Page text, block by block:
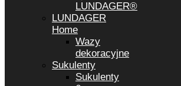
LUNDAGER®
LUNDAGER
Home
Wazy
dekoracyjne
Sukulenty
Sukulenty